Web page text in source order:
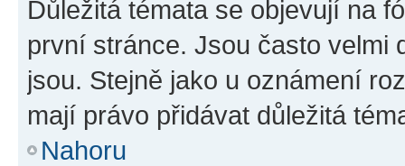
Důležitá témata se objevují na
první stránce. Jsou často velmi
jsou. Stejně jako u oznámení
mají právo přidávat důležitá
Nahoru